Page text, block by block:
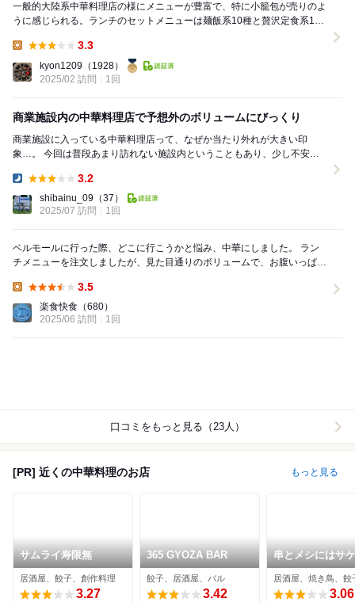
一般的大陸系中華料理店の様にメニューが豊富で、特に小籠包が売りのよ
うに感じられる。ランチのセットメニューは麺飯系10種と贅沢定食系10
3.3
kyon1209 （1928）
2025/02 訪問
1回
商業施設内の中華料理店で予想外のボリュームにびっくり
商業施設に入っている中華料理店って、なぜか当たり外れが大きい印
象…。 今回は普段あまり訪れない施設内ということもあり、少し不安な
3.2
shibainu_09 （37）
2025/07 訪問
1回
ベルモールに行った際、どこに行こうかと悩み、中華にしました。 ラン
チメニューを注文しましたが、見た目通りのボリュームで、お腹いっぱい
3.5
楽食快食 （680）
2025/06 訪問
1回
口コミをもっと見る（23人）
[PR] 近くの中華料理のお店 もっと見る
サムライ寿限無
居酒屋、餃子、創作料理
3.27
365 GYOZA BAR
餃子、居酒屋、バル
3.42
串とメシにはサ
ル 宇都宮店
居酒屋、焼き鳥、餃
3.06